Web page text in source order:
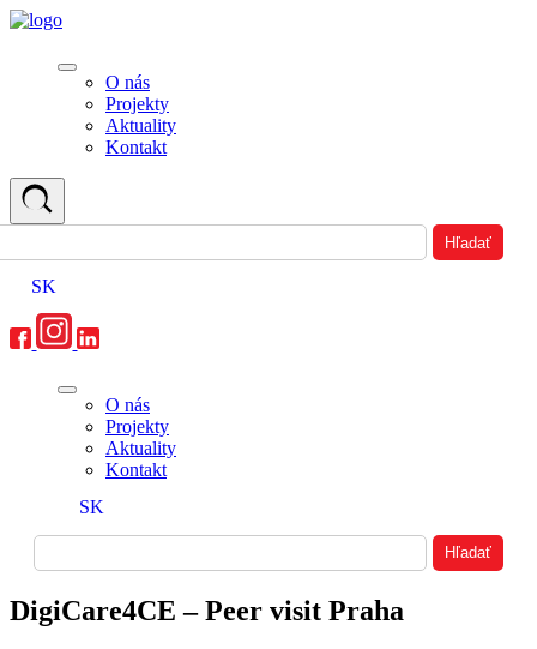
O nás
Projekty
Aktuality
Kontakt
SK
O nás
Projekty
Aktuality
Kontakt
SK
DigiCare4CE – Peer visit Praha